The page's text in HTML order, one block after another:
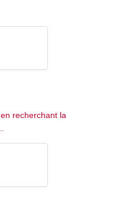
recherchant la